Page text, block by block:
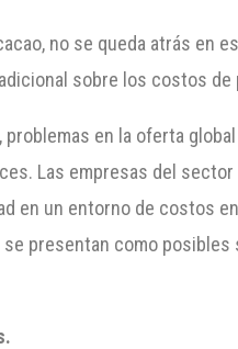
no se queda atrás en
sobre los costos
en la oferta
Las empresas del
en un entorno de costos
presentan como